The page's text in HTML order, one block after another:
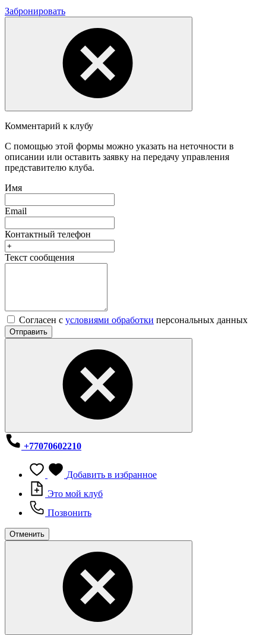
Забронировать
Комментарий к клубу
С помощью этой формы можно указать на неточности в
описании или оставить заявку на передачу управления
представителю клуба.
Имя
Email
Контактный телефон
Текст сообщения
Согласен с условиями обработки персональных данных
Отправить
+77070602210
Добавить в избранное
Это мой клуб
Позвонить
Отменить